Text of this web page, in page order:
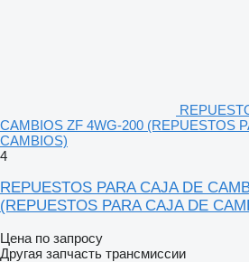
CAMBIOS ZF 4WG-200 (REPUESTOS
CAMBIOS)
4
REPUESTOS PARA CAJA DE
(REPUESTOS PARA CAJA DE
Цена по запросу
Другая запчасть трансмиссии